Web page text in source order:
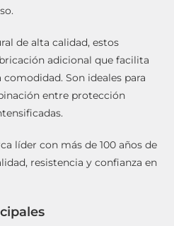
de alta calidad, estos
adicional que facilita
Son ideales para
entre protección
líder con más de 100 años de
resistencia y confianza en